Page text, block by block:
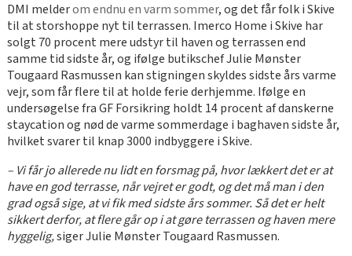
DMI melderom endnu en varm sommer, og det får folk i Skive
til at storshoppe nyt til terrassen. Imerco Home i Skive har
solgt 70 procent mere udstyr til haven og terrassen end
samme tid sidste år, og ifølge butikschef Julie Mønster
Tougaard Rasmussen kan stigningen skyldes sidste års varme
vejr, som får flere til at holde ferie derhjemme. Ifølge en
undersøgelse fra GF Forsikring holdt 14 procent af danskerne
staycation og nød de varme sommerdage i baghaven sidste år,
hvilket svarer til knap 3000 indbyggere i Skive.
– Vi får jo allerede nu lidt en forsmag på, hvor lækkert det er at
have en god terrasse, når vejret er godt, og det må man i den
grad også sige, at vi fik med sidste års sommer. Så det er helt
sikkert derfor, at flere går op i at gøre terrassen og haven mere
hyggelig,siger Julie Mønster Tougaard Rasmussen.